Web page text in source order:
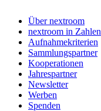
Über nextroom
nextroom in Zahlen
Aufnahmekriterien
Sammlungspartner
Kooperationen
Jahrespartner
Newsletter
Werben
Spenden